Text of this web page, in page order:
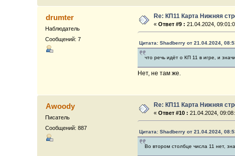
drumter
Наблюдатель
Сообщений: 7
Re: КП11 Карта Нижняя
«Ответ #9 : 21.04.2024,
Цитата: Shadberry от 21.04.2024,
что речь идёт о КП 11 в игре, и
Нет, не там же.
Awoody
Писатель
Сообщений: 887
Re: КП11 Карта Нижняя
«Ответ #10 : 21.04.2024,
Цитата: Shadberry от 21.04.2024,
Во втором столбце числа 11 нет,